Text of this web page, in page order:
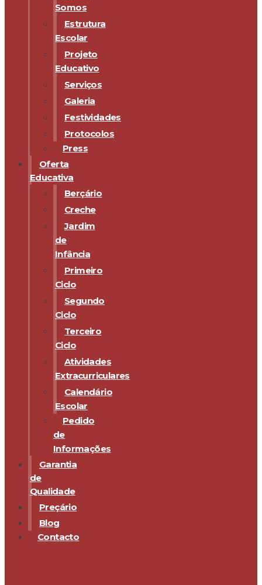
Somos
Estrutura
Escolar
Projeto
Educativo
Serviços
Galeria
Festividades
Protocolos
Press
Oferta
Educativa
Berçário
Creche
Jardim
de
Infância
Primeiro
Ciclo
Segundo
Ciclo
Terceiro
Ciclo
Atividades
Extracurriculares
Calendário
Escolar
Pedido
de
Informações
Garantia
de
Qualidade
Preçário
Blog
Contacto